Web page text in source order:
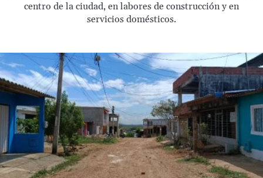
centro de la ciudad, en labores de construcción y en
servicios domésticos.